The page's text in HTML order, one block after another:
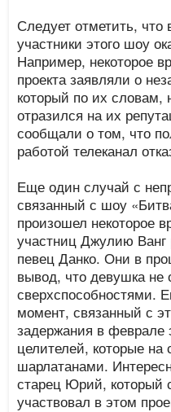
Следует отметить,
участники этого шоу
Например, некоторое
проекта заявляли о
который по их словам,
отразился на их
сообщали о том, что
работой телеканал
Еще один случай с
связанный с шоу
произошел некоторое
участниц Джулию Ванг
певец Данко. Они в
вывод, что девушка не
сверхспособностями.
момент, связанный с
задержания в феврале
целителей, которые
шарлатанами.
старец Юрий, который
участвовал в этом